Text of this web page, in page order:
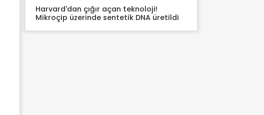
Harvard'dan çığır açan teknoloji!
Mikroçip üzerinde sentetik DNA üretildi